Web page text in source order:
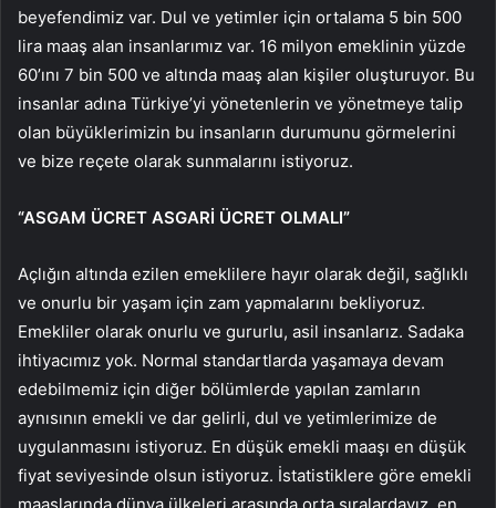
beyefendimiz var. Dul ve yetimler için ortalama 5 bin 500
lira maaş alan insanlarımız var. 16 milyon emeklinin yüzde
60’ını 7 bin 500 ve altında maaş alan kişiler oluşturuyor. Bu
insanlar adına Türkiye’yi yönetenlerin ve yönetmeye talip
olan büyüklerimizin bu insanların durumunu görmelerini
ve bize reçete olarak sunmalarını istiyoruz.
“ASGAM ÜCRET ASGARİ ÜCRET OLMALI”
Açlığın altında ezilen emeklilere hayır olarak değil, sağlıklı
ve onurlu bir yaşam için zam yapmalarını bekliyoruz.
Emekliler olarak onurlu ve gururlu, asil insanlarız. Sadaka
ihtiyacımız yok. Normal standartlarda yaşamaya devam
edebilmemiz için diğer bölümlerde yapılan zamların
aynısının emekli ve dar gelirli, dul ve yetimlerimize de
uygulanmasını istiyoruz. En düşük emekli maaşı en düşük
fiyat seviyesinde olsun istiyoruz. İstatistiklere göre emekli
maaşlarında dünya ülkeleri arasında orta sıralardayız, en